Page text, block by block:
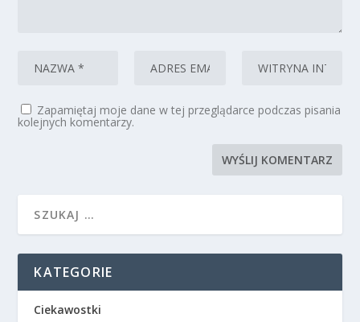
Zapamiętaj moje dane w tej przeglądarce podczas pisania
kolejnych komentarzy.
KATEGORIE
Ciekawostki